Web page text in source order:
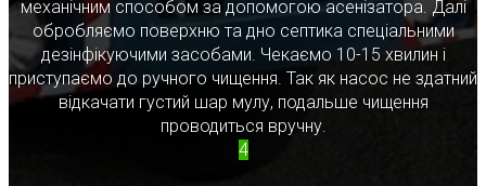
механічним способом за допомогою асенізатора. Далі
обробляємо поверхню та дно септика спеціальними
дезінфікуючими засобами. Чекаємо 10-15 хвилин і
приступаємо до ручного чищення. Так як насос не здатний
відкачати густий шар мулу, подальше чищення
проводиться вручну.
4